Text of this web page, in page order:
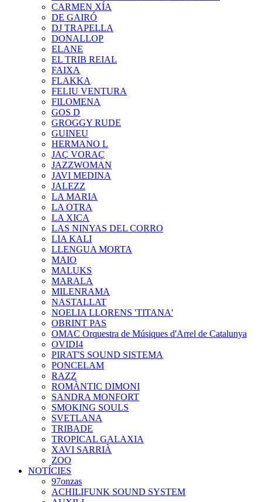
CARMEN XÍA
DE GAIRÓ
DJ TRAPELLA
DONALLOP
ELANE
EL TRIB REIAL
FAIXA
FLAKKA
FELIU VENTURA
FILOMENA
GOS D
GROGGY RUDE
GUINEU
HERMANO L
JAÇ VORAÇ
JAZZWOMAN
JAVI MEDINA
JALEZZ
LA MARIA
LA OTRA
LA XICA
LAS NINYAS DEL CORRO
LIA KALI
LLENGUA MORTA
MAIO
MALUKS
MARALA
MILENRAMA
NASTALLAT
NOELIA LLORENS 'TITANA'
OBRINT PAS
OMAC Orquestra de Músiques d'Arrel de Catalunya
OVIDI4
PIRAT'S SOUND SISTEMA
PONCELAM
RAZZ
ROMÀNTIC DIMONI
SANDRA MONFORT
SMOKING SOULS
SVETLANA
TRIBADE
TROPICAL GALAXIA
XAVI SARRIÀ
ZOO
NOTÍCIES
97onzas
ACHILIFUNK SOUND SYSTEM